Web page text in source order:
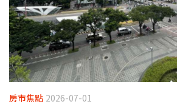
房市焦點 2026-07-01